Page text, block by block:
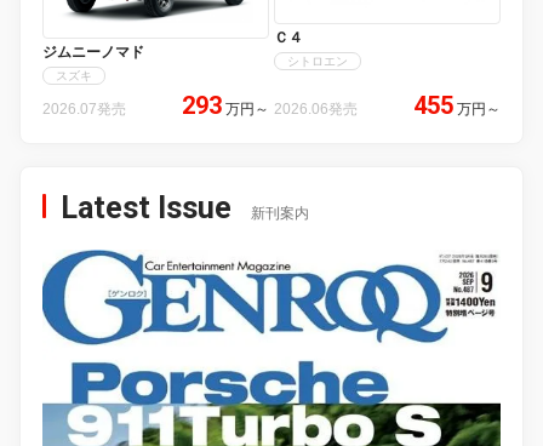
ジムニーノマド
スズキ
2026.07発売 293 万円 ～
Ｃ４
シトロエン
2026.06発売 455 万円 ～
Latest Issue 新刊案内